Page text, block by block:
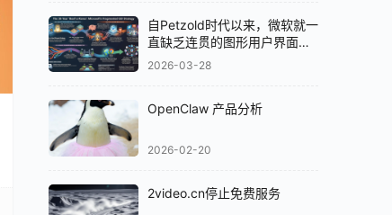
自Petzold时代以来，微软就一
直缺乏连贯的图形用户界面
（GUI）策略
2026-03-28
OpenClaw 产品分析
2026-02-20
2video.cn停止免费服务